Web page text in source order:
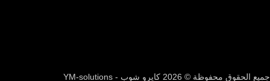
جميع الحقوق محفوظة © 2026 كايرو شوب - YM-solutions